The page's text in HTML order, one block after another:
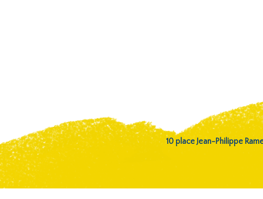
10 place Jean-Philippe